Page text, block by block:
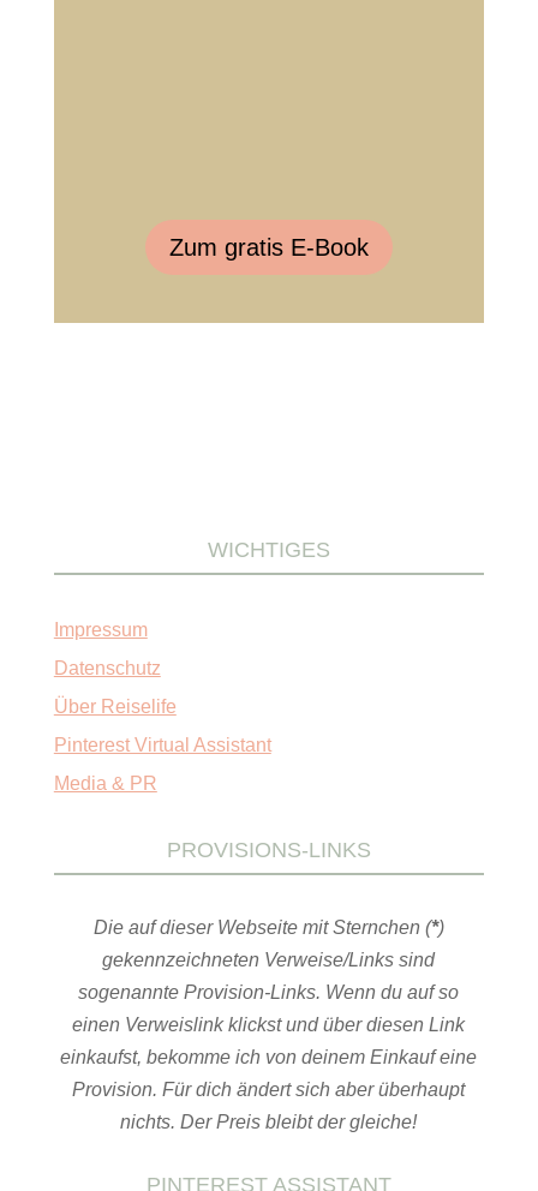
Zum gratis E-Book
WICHTIGES
Impressum
Datenschutz
Über Reiselife
Pinterest Virtual Assistant
Media & PR
PROVISIONS-LINKS
Die auf dieser Webseite mit Sternchen (*)
gekennzeichneten Verweise/Links sind
sogenannte Provision-Links. Wenn du auf so
einen Verweislink klickst und über diesen Link
einkaufst, bekomme ich von deinem Einkauf eine
Provision. Für dich ändert sich aber überhaupt
nichts. Der Preis bleibt der gleiche!
PINTEREST ASSISTANT